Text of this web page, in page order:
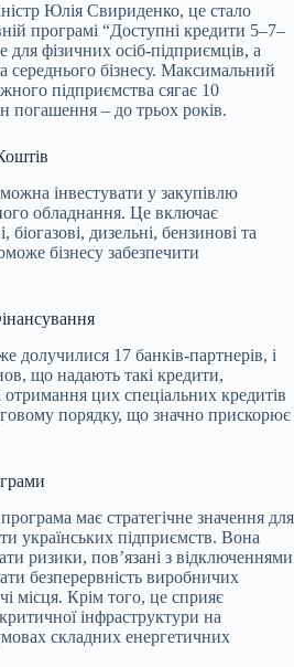
Юлія Свириденко, це стало
програмі “Доступні кредити 5–7–
фізичних осіб-підприємців, а
середнього бізнесу. Максимальний
підприємства сягає 10
погашення – до трьох років.
інвестувати у закупівлю
обладнання. Це включає
біогазові, дизельні, бензинові та
бізнесу забезпечити
долучилися 17 банків-партнерів, і
що надають такі кредити,
отримання цих спеціальних кредитів
порядку, що значно прискорює
має стратегічне значення для
українських підприємств. Вона
ризики, пов’язані з відключеннями
безперервність виробничих
місця. Крім того, це сприяє
критичної інфраструктури на
складних енергетичних